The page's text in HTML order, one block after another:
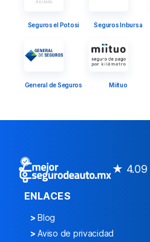
Seguros el Potosi Seguros Inbursa
General de Seguros Miituo
★ 4.09
ENLACES
> Blog
> Aviso de privacidad